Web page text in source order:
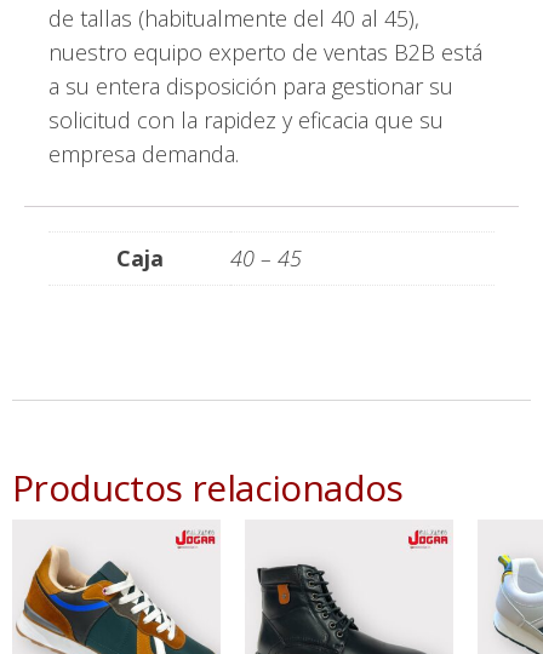
de tallas (habitualmente del 40 al 45),
nuestro equipo experto de ventas B2B está
a su entera disposición para gestionar su
solicitud con la rapidez y eficacia que su
empresa demanda.
Caja 40 – 45
Productos relacionados